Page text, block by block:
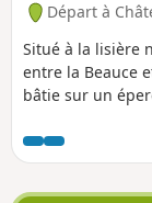
Départ à
Situé à la lisière
entre la Beauce
bâtie sur un
Gâts ou Gas.
est protégé par